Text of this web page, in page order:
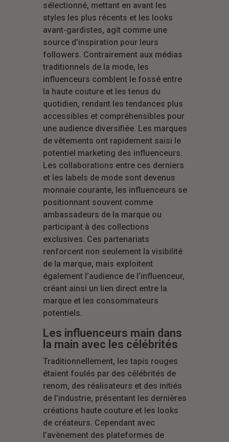
sélectionné, mettant en avant les
styles les plus récents et les looks
avant-gardistes, agit comme une
source d’inspiration pour leurs
followers. Contrairement aux médias
traditionnels de la mode, les
influenceurs comblent le fossé entre
la haute couture et les tenus du
quotidien, rendant les tendances plus
accessibles et compréhensibles pour
une audience diversifiée. Les marques
de vêtements ont rapidement saisi le
potentiel marketing des influenceurs.
Les collaborations entre ces derniers
et les labels de mode sont devenus
monnaie courante, les influenceurs se
positionnant souvent comme
ambassadeurs de la marque ou
participant à des collections
exclusives. Ces partenariats
renforcent non seulement la visibilité
de la marque, mais exploitent
également l’audience de l’influenceur,
créant ainsi un lien direct entre la
marque et les consommateurs
potentiels.
Les influenceurs main dans
la main avec les célébrités
Traditionnellement, les tapis rouges
étaient foulés par des célébrités de
renom, des réalisateurs et des initiés
de l’industrie, présentant les dernières
créations haute couture et les looks
de créateurs. Cependant avec
l’avènement des plateformes de